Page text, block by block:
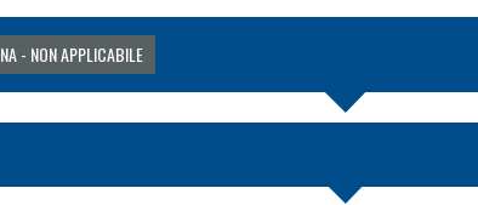
NA - NON APPLICABILE